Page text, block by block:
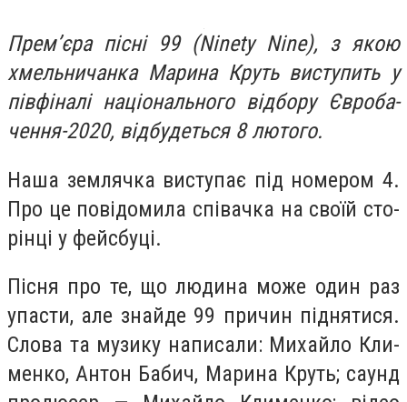
Прем’єра піс­ні 99 (Ninety Nіnе), з якою
хмель­ни­чан­ка Ма­ри­на Круть вис­ту­пить у
пів­фі­на­лі на­ці­ональ­но­го від­бо­ру Єв­ро­ба­
чен­ня-2020, від­бу­деть­ся 8 лю­то­го.
На­ша зем­лячка вис­ту­пає під но­ме­ром 4.
Про це по­ві­до­ми­ла спі­вач­ка на сво­їй сто­
рін­ці у фей­сбу­ці.
Піс­ня про те, що лю­ди­на мо­же один раз
упас­ти, але знай­де 99 при­чин під­ня­ти­ся.
Сло­ва та му­зи­ку на­пи­са­ли: Ми­хай­ло Кли­
мен­ко, Ан­тон Ба­бич, Ма­ри­на Круть; са­унд